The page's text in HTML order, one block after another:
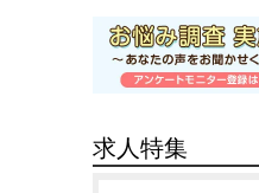
求人特集